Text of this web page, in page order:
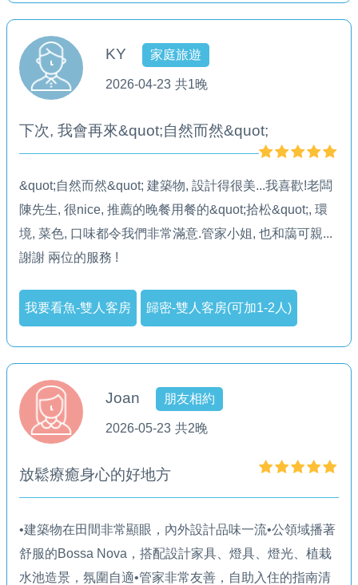
KY 家庭旅遊
2026-04-23 共1晚
下次, 我會再來&quot;自然而然&quot;
&quot;自然而然&quot; 建築物, 設計得很美...我喜歡!老闆
陳先生, 很nice, 推薦的晚餐用餐的&quot;拾松&quot;, 環
境, 菜色, 口味都令我們非常滿意.管家小姐, 也和藹可親...
謝謝 兩位的服務 !
我要看魚-雙人客房 歸密-雙人客房(可加1-2人)
Joan 朋友相約
2026-05-23 共2晚
放鬆療癒身心的好地方
•建築物在田間非常顯眼，內外設計品味一流•公領域播著
舒服的Bossa Nova，搭配設計家具、燈具、燈光、植栽
水池造景，氛圍自適•管家非常友善，自助入住的指南清